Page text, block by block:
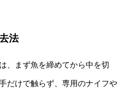
法
、まず魚を締めてから中を切
だけで触らず、専用のナイフや